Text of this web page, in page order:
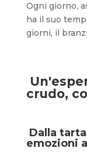
Ogni giorno,
ha il suo
giorni, il
crudo,
Dalla
emozioni